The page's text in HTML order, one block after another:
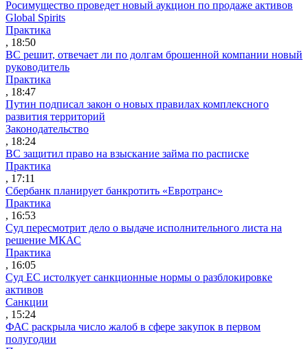
Росимущество проведет новый аукцион по продаже активов
Global Spirits
Практика
, 18:50
ВС решит, отвечает ли по долгам брошенной компании новый
руководитель
Практика
, 18:47
Путин подписал закон о новых правилах комплексного
развития территорий
Законодательство
, 18:24
ВС защитил право на взыскание займа по расписке
Практика
, 17:11
Сбербанк планирует банкротить «Евротранс»
Практика
, 16:53
Суд пересмотрит дело о выдаче исполнительного листа на
решение МКАС
Практика
, 16:05
Суд ЕС истолкует санкционные нормы о разблокировке
активов
Санкции
, 15:24
ФАС раскрыла число жалоб в сфере закупок в первом
полугодии